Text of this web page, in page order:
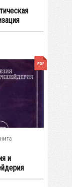
нагрузки...
и